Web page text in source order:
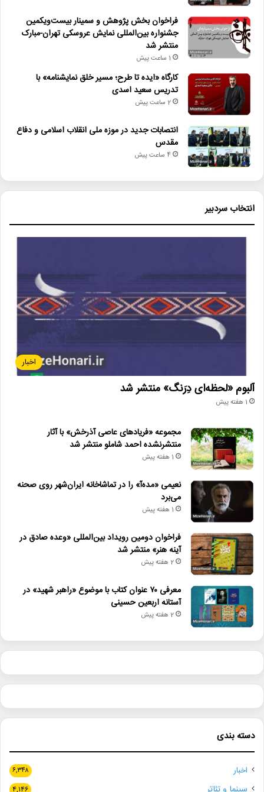
فراخوان بخش پژوهش و سمینار بیست‌ویکمین
جشنواره بین‌المللی نمایش عروسکی تهران-مبارک
منتشر شد
1 ساعت پیش
کارگاه «ایده تا طرح؛ مسیر خلق نمایشنامه» با
تدریس سعید اسدی
2 ساعت پیش
انتصابات جدید در موزه ملی انقلاب اسلامی و دفاع
مقدس
4 ساعت پیش
انتخاب سردبیر
اخبار
آلبوم «لحظه‌ای دِرَنگ» منتشر شد
1 هفته پیش
مجموعه «فریادهای عاصی آذرخش» با آثار
منتشرنشده احمد شاملو منتشر شد
1 هفته پیش
نعیمی «مده‌آ» را در تماشاخانه ایران‌شهر روی صحنه
می‌برد
1 هفته پیش
فراخوان دومین رویداد بین‌المللی «وعده صادق در
آینه هنر» منتشر شد
2 هفته پیش
معرفی ۷۰ عنوان کتاب با موضوع «راهبر شهید» در
آستانه اربعین حسینی
2 هفته پیش
دسته بندی
اخبار ۶,۳۴۸
۴,۱۴۶